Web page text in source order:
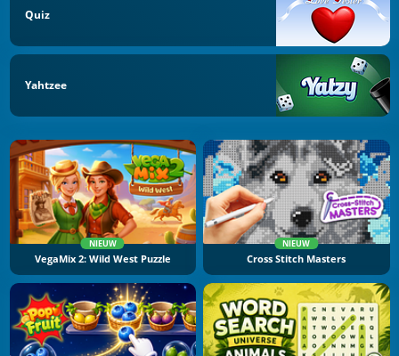
Quiz
Yahtzee
NIEUW
VegaMix 2: Wild West Puzzle
NIEUW
Cross Stitch Masters